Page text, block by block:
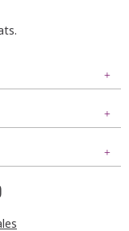
droite.
de petits boutons
une texture
: 70cm.
et porte un t-shirt